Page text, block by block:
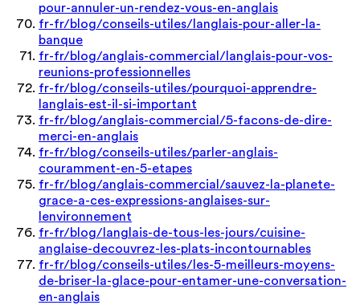
pour-annuler-un-rendez-vous-en-anglais
fr-fr/blog/conseils-utiles/langlais-pour-aller-la-
banque
fr-fr/blog/anglais-commercial/langlais-pour-vos-
reunions-professionnelles
fr-fr/blog/conseils-utiles/pourquoi-apprendre-
langlais-est-il-si-important
fr-fr/blog/anglais-commercial/5-facons-de-dire-
merci-en-anglais
fr-fr/blog/conseils-utiles/parler-anglais-
couramment-en-5-etapes
fr-fr/blog/anglais-commercial/sauvez-la-planete-
grace-a-ces-expressions-anglaises-sur-
lenvironnement
fr-fr/blog/langlais-de-tous-les-jours/cuisine-
anglaise-decouvrez-les-plats-incontournables
fr-fr/blog/conseils-utiles/les-5-meilleurs-moyens-
de-briser-la-glace-pour-entamer-une-conversation-
en-anglais